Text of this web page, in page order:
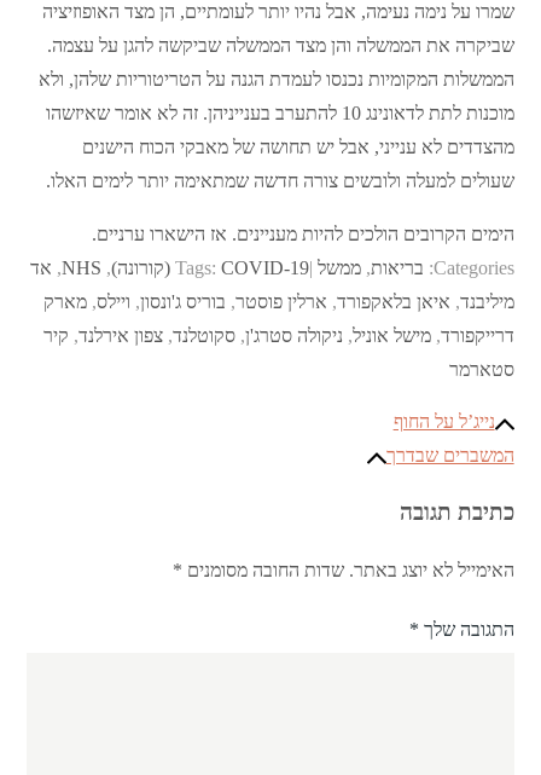
שמרו על נימה נעימה, אבל נהיו יותר לעומתיים, הן מצד האופוזיציה
שביקרה את הממשלה והן מצד הממשלה שביקשה להגן על עצמה.
הממשלות המקומיות נכנסו לעמדת הגנה על הטריטוריות שלהן, ולא
מוכנות לתת לדאונינג 10 להתערב בענייניהן. זה לא אומר שאיזשהו
מהצדדים לא ענייני, אבל יש תחושה של מאבקי הכוח הישנים
שעולים למעלה ולובשים צורה חדשה שמתאימה יותר לימים האלו.
הימים הקרובים הולכים להיות מעניינים. אז הישארו ערניים.
Categories: בריאות,ממשל Tags: COVID-19 (קורונה) ,
NHS
, אד
מיליבנד, איאן בלאקפורד, ארלין פוסטר, בוריס ג'ונסון, ויילס,מארק
דרייקפורד,מישל אוניל, ניקולה סטרג'ן,סקוטלנד,צפון אירלנד, קיר
סטארמר
ניווט
נייג’ל על החוף
המשברים שבדרך
כתיבת תגובה
האימייל לא יוצג באתר. שדות החובה מסומנים *
התגובה שלך *